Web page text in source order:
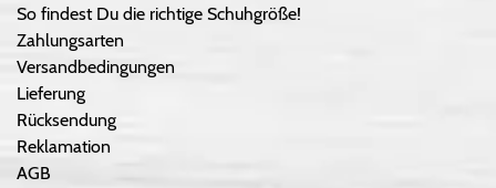
So findest Du die richtige Schuhgröße!
Zahlungsarten
Versandbedingungen
Lieferung
Rücksendung
Reklamation
AGB